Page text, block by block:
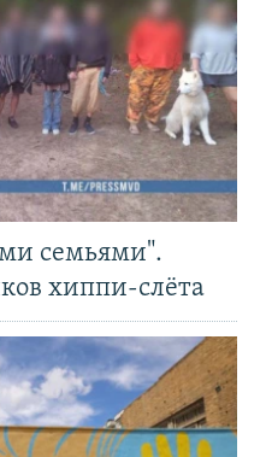
семьями".
хиппи-слёта